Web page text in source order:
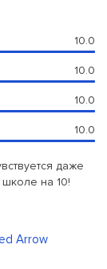
10.0
10.0
10.0
10.0
даже
на 10!
Arrow